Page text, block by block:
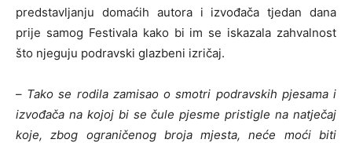
predstavljanju domaćih autora i izvođača tjedan dana
prije samog Festivala kako bi im se iskazala zahvalnost
što njeguju podravski glazbeni izričaj.
– Tako se rodila zamisao o smotri podravskih pjesama i
izvođača na kojoj bi se čule pjesme pristigle na natječaj
koje, zbog ograničenog broja mjesta, neće moći biti